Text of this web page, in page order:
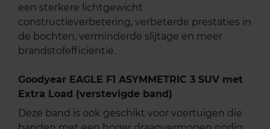
een sterkere lichtgewicht
constructieverbetering, verbeterde prestaties in
de bochten, verminderde slijtage en meer
brandstofefficiëntie.
Goodyear EAGLE F1 ASYMMETRIC 3 SUV met
Extra Load (verstevigde band)
Deze band is ook geschikt voor voertuigen die